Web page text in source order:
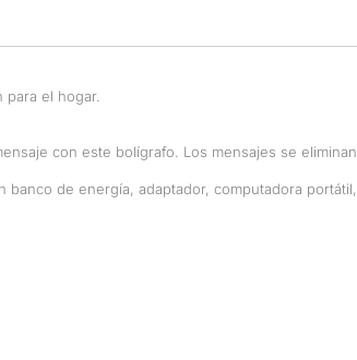
para el hogar.
con este bolígrafo. Los mensajes se eliminan
de energía, adaptador, computadora portátil,